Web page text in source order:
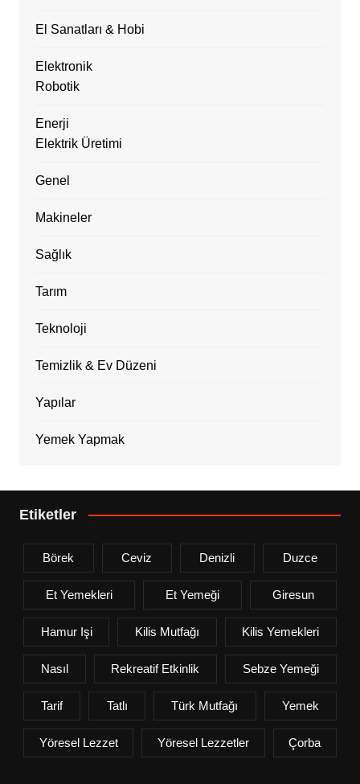
El Sanatları & Hobi
Elektronik
Robotik
Enerji
Elektrik Üretimi
Genel
Makineler
Sağlık
Tarım
Teknoloji
Temizlik & Ev Düzeni
Yapılar
Yemek Yapmak
Etiketler
Börek Ceviz Denizli Duzce
Et Yemekleri Et Yemeği Giresun
Hamur Işi Kilis Mutfağı Kilis Yemekleri
Nasıl Rekreatif Etkinlik Sebze Yemeği
Tarif Tatlı Türk Mutfağı Yemek
Yöresel Lezzet Yöresel Lezzetler Çorba